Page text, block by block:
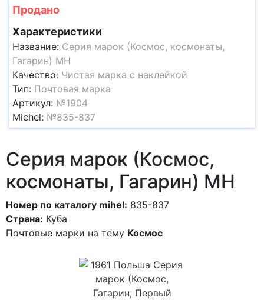
Продано
Характеристики
Название: Серия марок (Космос, космонаты,
Гагарин) MH
Качество: Чистая марка с наклейкой
Тип: Почтовая марка
Артикул: №1904
Michel: №835-837
Серия марок (Космос,
космонаты, Гагарин) MH
Номер по каталогу mihel: 835-837
Страна: Куба
Почтовые марки на тему Космос